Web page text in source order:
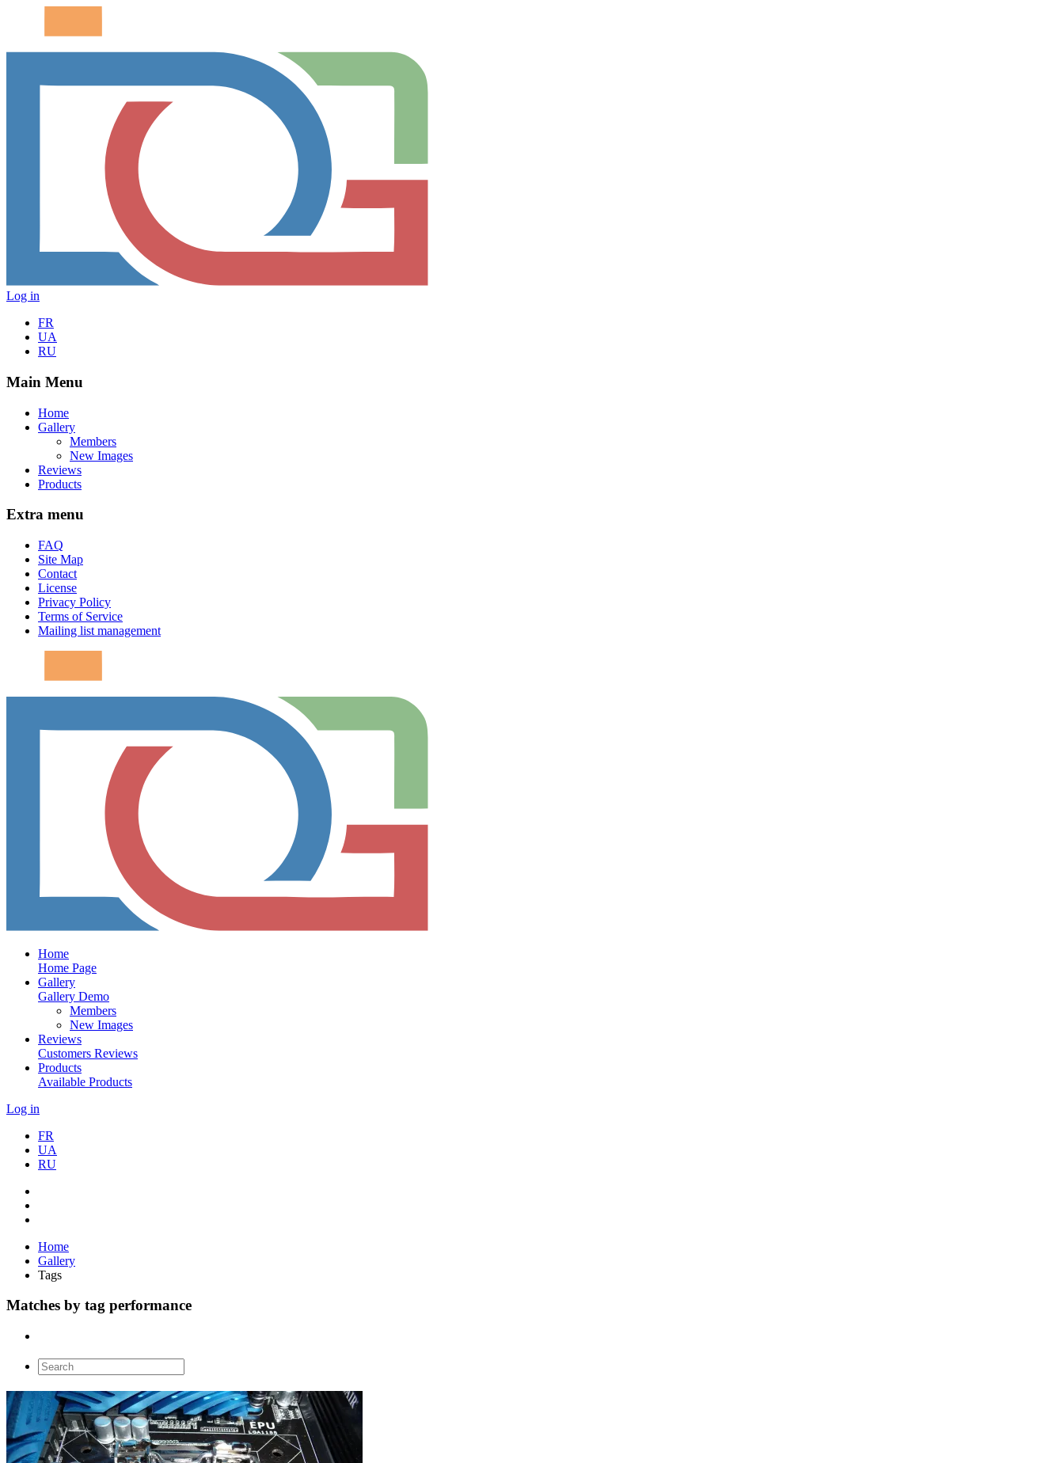
Log in
FR
UA
RU
Main Menu
Home
Gallery
Members
New Images
Reviews
Products
Extra menu
FAQ
Site Map
Contact
License
Privacy Policy
Terms of Service
Mailing list management
Home
Home Page
Gallery
Gallery Demo
Members
New Images
Reviews
Customers Reviews
Products
Available Products
Log in
FR
UA
RU
Home
Gallery
Tags
Matches by tag performance